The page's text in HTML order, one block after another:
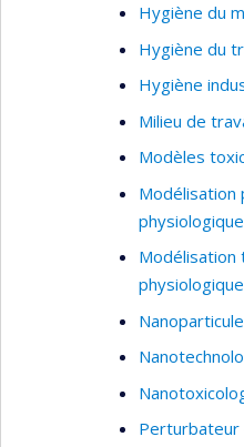
Hygiène du
Hygiène du
Hygiène
Milieu de
Modèles
Modélisation
Modélisation
Perturbateur